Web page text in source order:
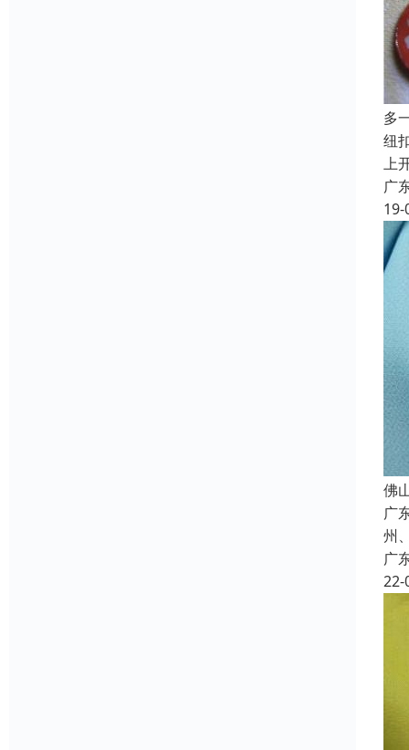
多
纽
上
广
19-
佛
广
州
广
22-